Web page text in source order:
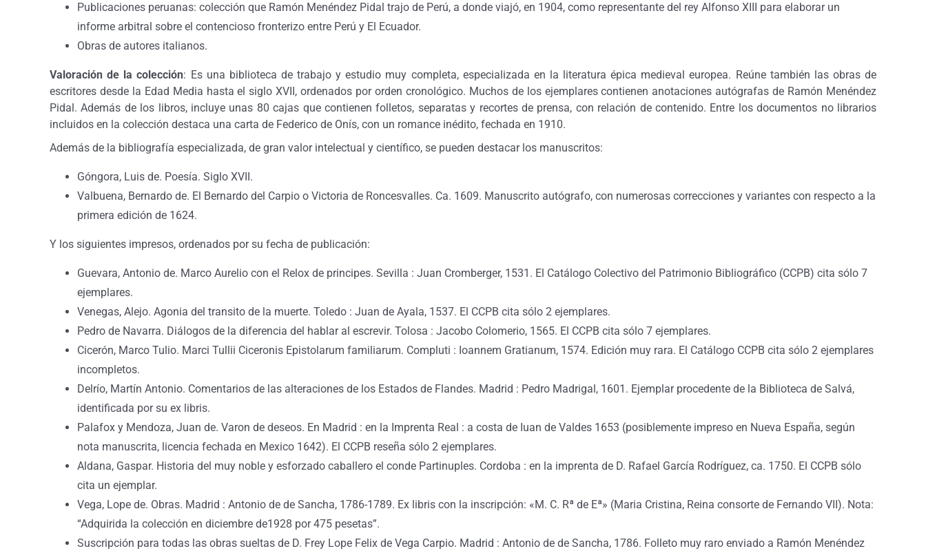
Publicaciones peruanas: colección que Ramón Menéndez Pidal trajo de Perú, a donde viajó, en 1904, como representante del rey Alfonso XIII para elaborar un
informe arbitral sobre el contencioso fronterizo entre Perú y El Ecuador.
Obras de autores italianos.
Valoración de la colección: Es una biblioteca de trabajo y estudio muy completa, especializada en la literatura épica medieval europea. Reúne también las obras de
escritores desde la Edad Media hasta el siglo XVII, ordenados por orden cronológico. Muchos de los ejemplares contienen anotaciones autógrafas de Ramón Menéndez
Pidal. Además de los libros, incluye unas 80 cajas que contienen folletos, separatas y recortes de prensa, con relación de contenido. Entre los documentos no librarios
incluidos en la colección destaca una carta de Federico de Onís, con un romance inédito, fechada en 1910.
Además de la bibliografía especializada, de gran valor intelectual y científico, se pueden destacar los manuscritos:
Góngora, Luis de. Poesía. Siglo XVII.
Valbuena, Bernardo de. El Bernardo del Carpio o Victoria de Roncesvalles. Ca. 1609. Manuscrito autógrafo, con numerosas correcciones y variantes con respecto a la
primera edición de 1624.
Y los siguientes impresos, ordenados por su fecha de publicación:
Guevara, Antonio de. Marco Aurelio con el Relox de principes. Sevilla : Juan Cromberger, 1531. El Catálogo Colectivo del Patrimonio Bibliográfico (CCPB) cita sólo 7
ejemplares.
Venegas, Alejo. Agonia del transito de la muerte. Toledo : Juan de Ayala, 1537. El CCPB cita sólo 2 ejemplares.
Pedro de Navarra. Diálogos de la diferencia del hablar al escrevir. Tolosa : Jacobo Colomerio, 1565. El CCPB cita sólo 7 ejemplares.
Cicerón, Marco Tulio. Marci Tullii Ciceronis Epistolarum familiarum. Compluti : Ioannem Gratianum, 1574. Edición muy rara. El Catálogo CCPB cita sólo 2 ejemplares
incompletos.
Delrío, Martín Antonio. Comentarios de las alteraciones de los Estados de Flandes. Madrid : Pedro Madrigal, 1601. Ejemplar procedente de la Biblioteca de Salvá,
identificada por su ex libris.
Palafox y Mendoza, Juan de. Varon de deseos. En Madrid : en la Imprenta Real : a costa de Iuan de Valdes 1653 (posiblemente impreso en Nueva España, según
nota manuscrita, licencia fechada en Mexico 1642). El CCPB reseña sólo 2 ejemplares.
Aldana, Gaspar. Historia del muy noble y esforzado caballero el conde Partinuples. Cordoba : en la imprenta de D. Rafael García Rodríguez, ca. 1750. El CCPB sólo
cita un ejemplar.
Vega, Lope de. Obras. Madrid : Antonio de de Sancha, 1786-1789. Ex libris con la inscripción: «M. C. Rª de Eª» (Maria Cristina, Reina consorte de Fernando VII). Nota:
“Adquirida la colección en diciembre de1928 por 475 pesetas”.
Suscripción para todas las obras sueltas de D. Frey Lope Felix de Vega Carpio. Madrid : Antonio de de Sancha, 1786. Folleto muy raro enviado a Ramón Menéndez